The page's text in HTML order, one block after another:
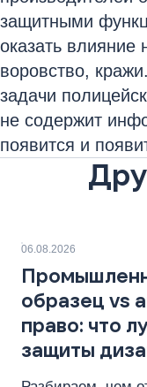
защитными
оказать влияние
воровство,
задачи
не содержит
появится и
06.08.2026
образец vs
право: что
защиты